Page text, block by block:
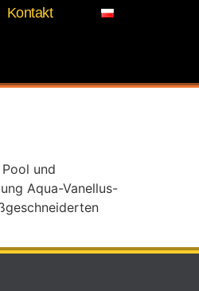
Kontakt
und
Aqua-Vanellus-